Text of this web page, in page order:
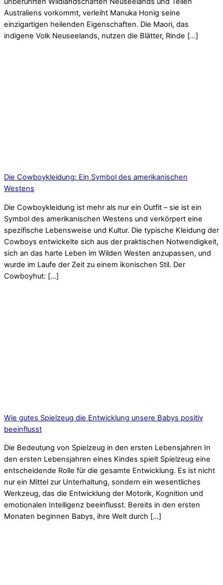
Australiens vorkommt, verleiht Manuka Honig seine
einzigartigen heilenden Eigenschaften. Die Maori, das
indigene Volk Neuseelands, nutzen die Blätter, Rinde […]
Die Cowboykleidung: Ein Symbol des amerikanischen
Westens
Die Cowboykleidung ist mehr als nur ein Outfit – sie ist ein
Symbol des amerikanischen Westens und verkörpert eine
spezifische Lebensweise und Kultur. Die typische Kleidung der
Cowboys entwickelte sich aus der praktischen Notwendigkeit,
sich an das harte Leben im Wilden Westen anzupassen, und
wurde im Laufe der Zeit zu einem ikonischen Stil. Der
Cowboyhut: […]
Wie gutes Spielzeug die Entwicklung unsere Babys positiv
beeinflusst
Die Bedeutung von Spielzeug in den ersten Lebensjahren In
den ersten Lebensjahren eines Kindes spielt Spielzeug eine
entscheidende Rolle für die gesamte Entwicklung. Es ist nicht
nur ein Mittel zur Unterhaltung, sondern ein wesentliches
Werkzeug, das die Entwicklung der Motorik, Kognition und
emotionalen Intelligenz beeinflusst. Bereits in den ersten
Monaten beginnen Babys, ihre Welt durch […]